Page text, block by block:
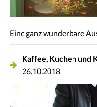
Eine ganz wunderbare
Kaffee, Kuchen und
26.10.2018